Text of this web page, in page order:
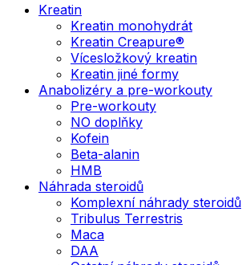
Kreatin
Kreatin monohydrát
Kreatin Creapure®
Vícesložkový kreatin
Kreatin jiné formy
Anabolizéry a pre-workouty
Pre-workouty
NO doplňky
Kofein
Beta-alanin
HMB
Náhrada steroidů
Komplexní náhrady steroidů
Tribulus Terrestris
Maca
DAA